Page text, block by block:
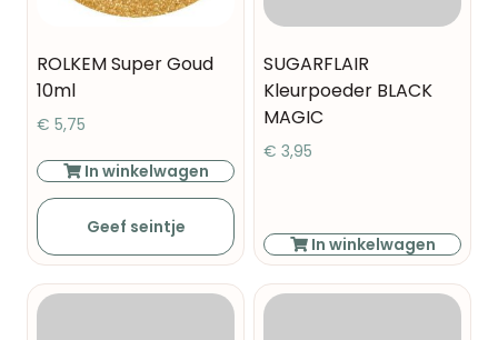
ROLKEM Super Goud
10ml
€ 5,75
In winkelwagen
Geef seintje
SUGARFLAIR
Kleurpoeder BLACK
MAGIC
€ 3,95
In winkelwagen